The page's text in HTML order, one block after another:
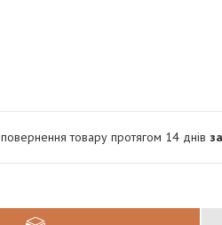
повернення товару протягом 14 днів